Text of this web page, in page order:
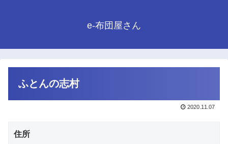
e-布団屋さん
ふとんの志村
2020.11.07
住所